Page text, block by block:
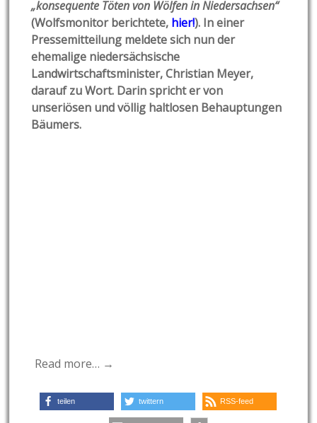
„konsequente Töten von Wölfen in Niedersachsen“
(Wolfsmonitor berichtete, hier!). In einer
Pressemitteilung meldete sich nun der
ehemalige niedersächsische
Landwirtschaftsminister, Christian Meyer,
darauf zu Wort. Darin spricht er von
unseriösen und völlig haltlosen Behauptungen
Bäumers.
Read more… →
teilen twittern RSS-feed